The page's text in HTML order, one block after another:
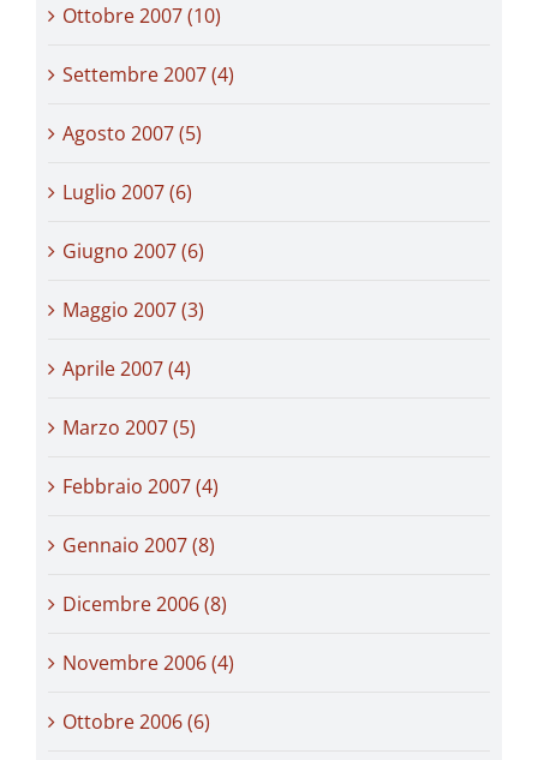
Ottobre 2007 (10)
Settembre 2007 (4)
Agosto 2007 (5)
Luglio 2007 (6)
Giugno 2007 (6)
Maggio 2007 (3)
Aprile 2007 (4)
Marzo 2007 (5)
Febbraio 2007 (4)
Gennaio 2007 (8)
Dicembre 2006 (8)
Novembre 2006 (4)
Ottobre 2006 (6)